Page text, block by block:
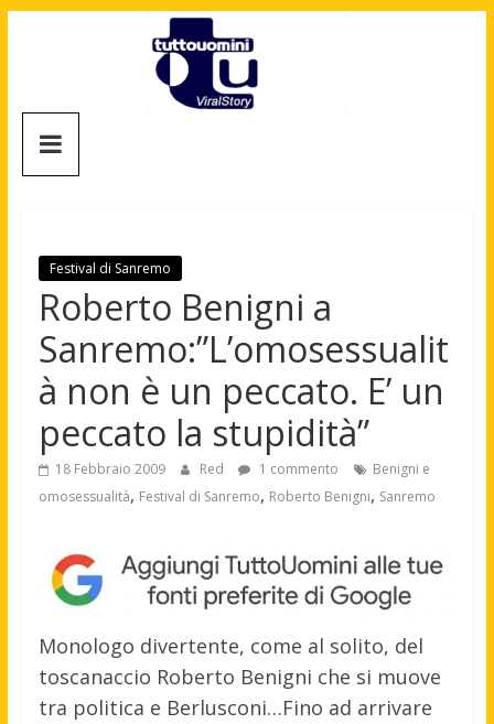
Tuttouomini
Motori,
gay
news
moda
maschile
Festival di Sanremo
Roberto Benigni a
Sanremo:”L’omosessualit
à non è un peccato. E’ un
peccato la stupidità”
18 Febbraio 2009 Red 1 commento
Benigni e
omosessualità, Festival di Sanremo, Roberto Benigni, Sanremo
Monologo divertente, come al solito, del
toscanaccio Roberto Benigni che si muove
tra politica e Berlusconi…Fino ad arrivare